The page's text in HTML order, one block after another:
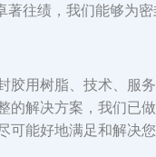
著往绩，我们能够为
胶用树脂、技术、服
的解决方案，我们已
可能好地满足和解决